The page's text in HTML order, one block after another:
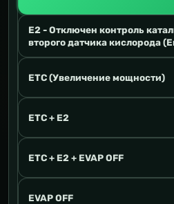
E2 - Отключен контроль
второго датчика кислорода
ETC (Увеличение мощности)
ETC + E2
ETC + E2 + EVAP OFF
EVAP OFF